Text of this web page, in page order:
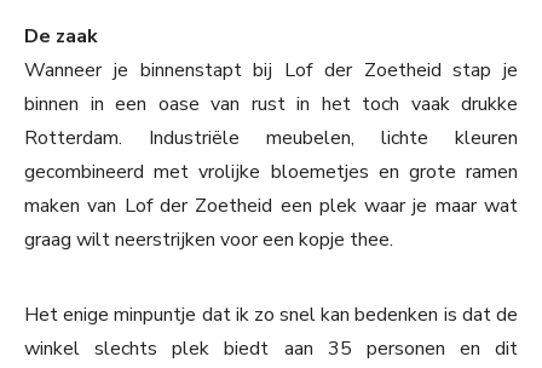
De zaak
Wanneer je binnenstapt bij Lof der Zoetheid stap je
binnen in een oase van rust in het toch vaak drukke
Rotterdam. Industriële meubelen, lichte kleuren
gecombineerd met vrolijke bloemetjes en grote ramen
maken van Lof der Zoetheid een plek waar je maar wat
graag wilt neerstrijken voor een kopje thee.
Het enige minpuntje dat ik zo snel kan bedenken is dat de
winkel slechts plek biedt aan 35 personen en dit